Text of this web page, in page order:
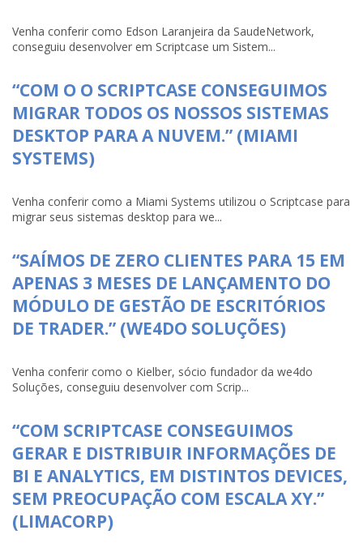
Venha conferir como Edson Laranjeira da SaudeNetwork,
conseguiu desenvolver em Scriptcase um Sistem...
“COM O O SCRIPTCASE CONSEGUIMOS
MIGRAR TODOS OS NOSSOS SISTEMAS
DESKTOP PARA A NUVEM.” (MIAMI
SYSTEMS)
Venha conferir como a Miami Systems utilizou o Scriptcase para
migrar seus sistemas desktop para we...
“SAÍMOS DE ZERO CLIENTES PARA 15 EM
APENAS 3 MESES DE LANÇAMENTO DO
MÓDULO DE GESTÃO DE ESCRITÓRIOS
DE TRADER.” (WE4DO SOLUÇÕES)
Venha conferir como o Kielber, sócio fundador da we4do
Soluções, conseguiu desenvolver com Scrip...
“COM SCRIPTCASE CONSEGUIMOS
GERAR E DISTRIBUIR INFORMAÇÕES DE
BI E ANALYTICS, EM DISTINTOS DEVICES,
SEM PREOCUPAÇÃO COM ESCALA XY.”
(LIMACORP)